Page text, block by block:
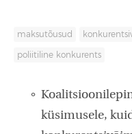
maksutõusud
poliitiline konkurents
küsimusele,